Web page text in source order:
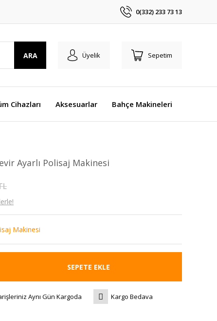
0(332) 233 73 13
ARA Üyelik Sepetim
Cihazları Aksesuarlar Bahçe Makineleri
Ayarlı Polisaj Makinesi
Makinesi
SEPETE EKLE
Aynı Gün Kargoda Kargo Bedava